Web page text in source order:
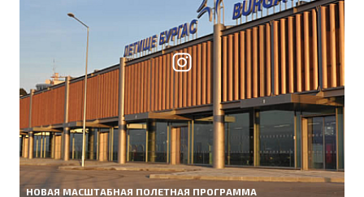
НОВАЯ МАСШТАБНАЯ ПОЛЕТНАЯ ПРОГРАММА